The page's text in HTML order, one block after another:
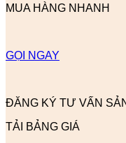
MUA HÀNG NHANH
GỌI NGAY
ĐĂNG KÝ TƯ VẤN
TẢI BẢNG GIÁ